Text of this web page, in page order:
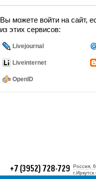
Вы можете войти на сайт,
из этих сервисов:
Livejournal
Liveinternet
OpenID
+7 (3952) 728-729
Россия,